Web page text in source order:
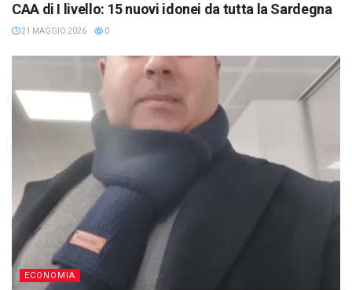
CAA di I livello: 15 nuovi idonei da tutta la Sardegna
21 MAGGIO 2026 0
ECONOMIA